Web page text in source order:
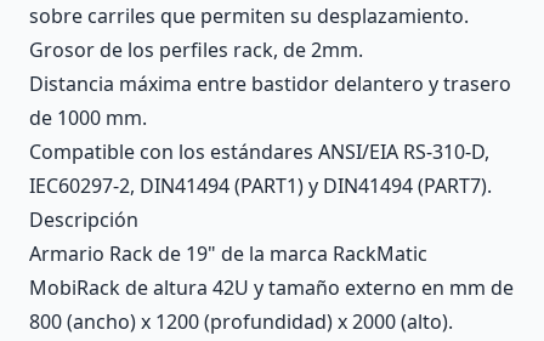
sobre carriles que permiten su desplazamiento.
Grosor de los perfiles rack, de 2mm.
Distancia máxima entre bastidor delantero y trasero
de 1000 mm.
Compatible con los estándares ANSI/EIA RS-310-D,
IEC60297-2, DIN41494 (PART1) y DIN41494 (PART7).
Descripción
Armario Rack de 19" de la marca RackMatic
MobiRack de altura 42U y tamaño externo en mm de
800 (ancho) x 1200 (profundidad) x 2000 (alto).